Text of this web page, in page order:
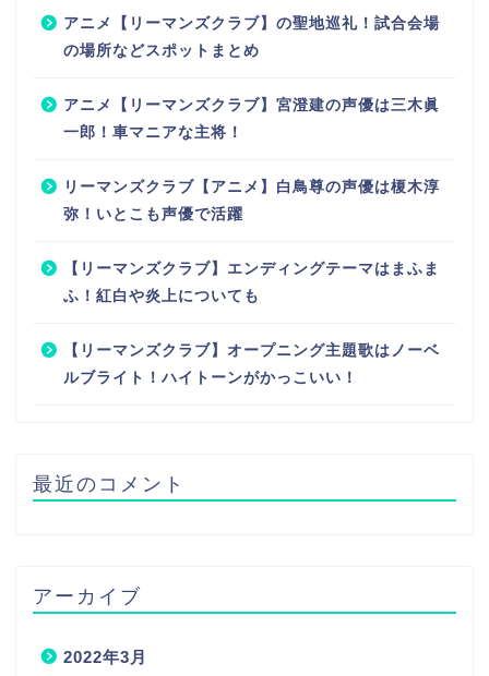
アニメ【リーマンズクラブ】の聖地巡礼！試合会場
の場所などスポットまとめ
アニメ【リーマンズクラブ】宮澄建の声優は三木眞
一郎！車マニアな主将！
リーマンズクラブ【アニメ】白鳥尊の声優は榎木淳
弥！いとこも声優で活躍
【リーマンズクラブ】エンディングテーマはまふま
ふ！紅白や炎上についても
【リーマンズクラブ】オープニング主題歌はノーベ
ルブライト！ハイトーンがかっこいい！
最近のコメント
アーカイブ
2022年3月